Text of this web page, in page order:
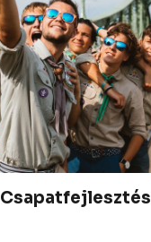
Csapatfejlesztés